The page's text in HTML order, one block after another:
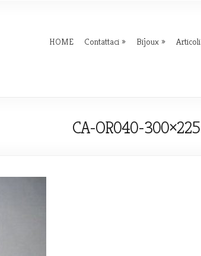
HOME Contattaci Bijoux Articoli
CA-OR040-300×225